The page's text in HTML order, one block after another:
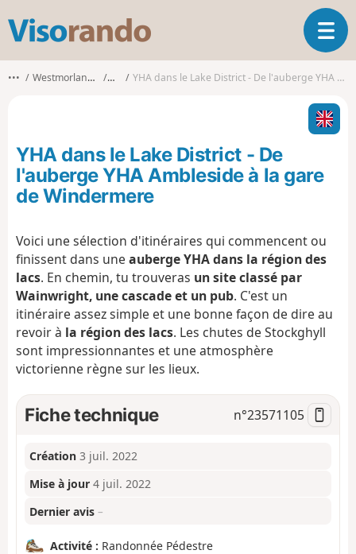
s
o
o
O
u
v
i
r
l
g
a
n
••• Westmorland and Furness LakesYHA dans le Lake District - De l'auberge YHA Ambleside à la gare de Windermere
YHA dans le Lake District - De
l'auberge YHA Ambleside à la gare
de Windermere
Voici une sélection d'itinéraires qui commencent ou
finissent dans une auberge YHA dans la région des
lacs. En chemin, tu trouveras un site classé par
Wainwright, une cascade et un pub. C'est un
itinéraire assez simple et une bonne façon de dire au
revoir à la région des lacs. Les chutes de Stockghyll
sont impressionnantes et une atmosphère
victorienne règne sur les lieux.
Fiche technique n°23571105
Création 3 juil. 2022
Mise à jour 4 juil. 2022
Dernier avis –
Activité : Randonnée Pédestre